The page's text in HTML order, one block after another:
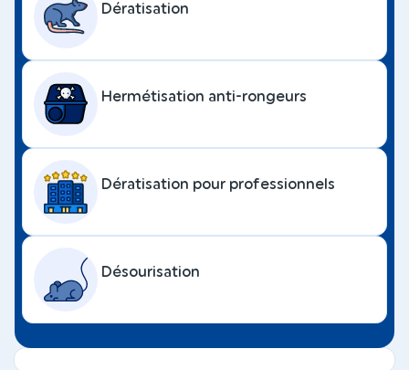
Dératisation
Hermétisation anti-rongeurs
Dératisation pour professionnels
Désourisation